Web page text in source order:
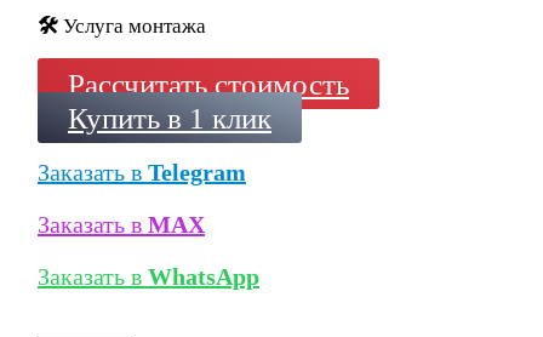
🛠️ Услуга монтажа
Рассчитать стоимость
Купить в 1 клик
Заказать в Telegram
Заказать в MAX
Заказать в WhatsApp